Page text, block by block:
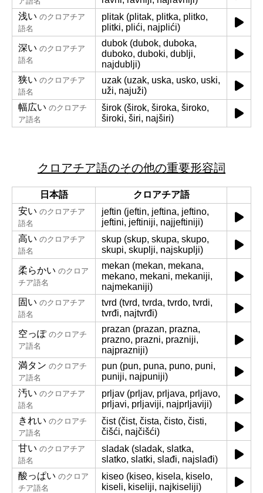
浅い のクロアチア
語名
plitak (plitak, plitka, plitko,
plitki, plići, najplići)
深い のクロアチア
語名
dubok (dubok, duboka,
duboko, duboki, dublji,
najdublji)
狭い のクロアチア
語名
uzak (uzak, uska, usko, uski,
uži, najuži)
幅広い のクロアチ
ア語名
širok (širok, široka, široko,
široki, širi, najširi)
クロアチア語のその他の重要形容詞
日本語
クロアチア語
安い のクロアチア
語名
jeftin (jeftin, jeftina, jeftino,
jeftini, jeftiniji, najjeftiniji)
高い のクロアチア
語名
skup (skup, skupa, skupo,
skupi, skuplji, najskuplji)
柔らかい のクロア
チア語名
mekan (mekan, mekana,
mekano, mekani, mekaniji,
najmekaniji)
固い のクロアチア
語名
tvrd (tvrd, tvrda, tvrdo, tvrdi,
tvrđi, najtvrđi)
空っぽ のクロアチ
ア語名
prazan (prazan, prazna,
prazno, prazni, prazniji,
najprazniji)
満タン のクロアチ
ア語名
pun (pun, puna, puno, puni,
puniji, najpuniji)
汚い のクロアチア
語名
prljav (prljav, prljava, prljavo,
prljavi, prljaviji, najprljaviji)
きれい のクロアチ
ア語名
čist (čist, čista, čisto, čisti,
čišći, najčišći)
甘い のクロアチア
語名
sladak (sladak, slatka,
slatko, slatki, slađi, najslađi)
酸っぱい のクロア
チア語名
kiseo (kiseo, kisela, kiselo,
kiseli, kiseliji, najkiseliji)